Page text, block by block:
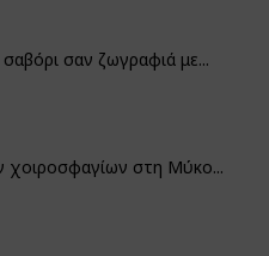
σαν ζωγραφιά με...
χοιροσφαγίων στη Μύκο...